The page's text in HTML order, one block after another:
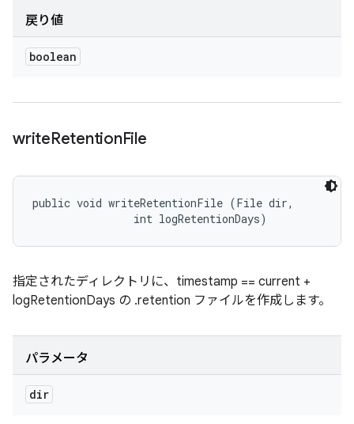
戻り値
boolean
writeRetentionFile
public void writeRetentionFile (File dir,
                int logRetentionDays)
指定されたディレクトリに、timestamp == current +
logRetentionDays の .retention ファイルを作成します。
パラメータ
dir